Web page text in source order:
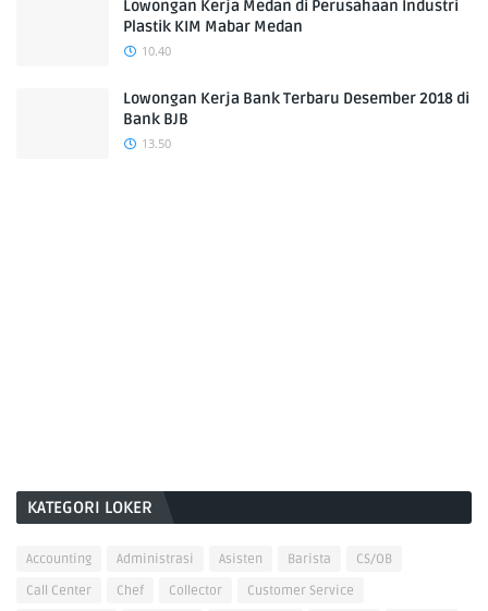
Lowongan Kerja Medan di Perusahaan Industri
Plastik KIM Mabar Medan
10.40
Lowongan Kerja Bank Terbaru Desember 2018 di
Bank BJB
13.50
KATEGORI LOKER
Accounting Administrasi Asisten Barista
CS/OB
Call Center
Chef Collector
Customer Service